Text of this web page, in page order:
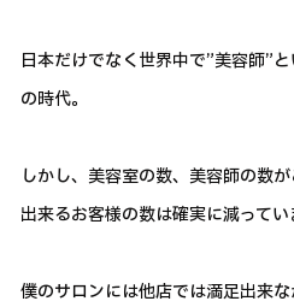
日本だけでなく世界中で”美容師”
の時代。
しかし、美容室の数、美容師の数
出来るお客様の数は確実に減ってい
僕のサロンには他店では満足出来